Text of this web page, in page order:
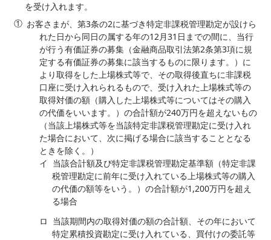
を受け入れます。
お客さまが、第3条の2に基づき特定非課税管理勘定が設けら
れた日から同日の属する年の12月31日までの間に、当行
が行う有価証券の募集（金融商品取引法第2条第3項に規
定する有価証券の募集に該当するものに限ります。）に
より取得をした上場株式等で、その取得後直ちに非課税
口座に受け入れられるもので、受け入れた上場株式等の
取得対価の額（購入した上場株式等についてはその購入
の代価をいいます。）の合計額が240万円を超えないもの
（当該上場株式等を当該特定非課税管理勘定に受け入れ
た場合において、次に掲げる場合に該当することとなる
ときを除く。）
イ 当該合計額及び特定非課税管理勘定基準額（特定非課
税管理勘定に前年に受け入れている上場株式等の購入
の代価の額等をいう。）の合計額が1,200万円を超え
る場合
ロ 当該期間内の取得対価の額の合計額、その年において
特定累積投資勘定に受け入れている、買付けの委託等